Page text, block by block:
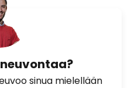
sinua mielellään